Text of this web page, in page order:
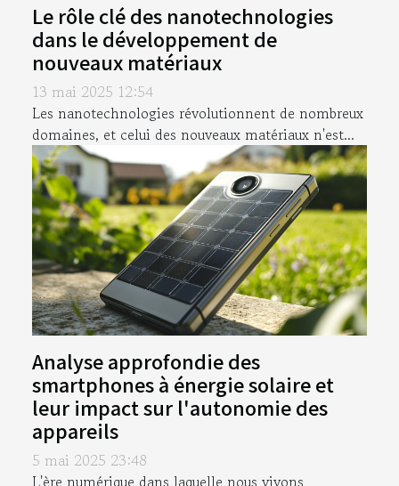
Le rôle clé des nanotechnologies
dans le développement de
nouveaux matériaux
13 mai 2025 12:54
Les nanotechnologies révolutionnent de nombreux
domaines, et celui des nouveaux matériaux n'est...
Analyse approfondie des
smartphones à énergie solaire et
leur impact sur l'autonomie des
appareils
5 mai 2025 23:48